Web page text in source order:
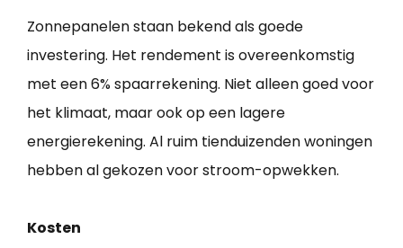
Zonnepanelen staan bekend als goede
investering. Het rendement is overeenkomstig
met een 6% spaarrekening. Niet alleen goed voor
het klimaat, maar ook op een lagere
energierekening. Al ruim tienduizenden woningen
hebben al gekozen voor stroom-opwekken.
Kosten